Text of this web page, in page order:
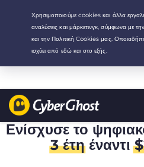
Your choice:The Best Dealfor
/month
Ενίσχυσε το
3 έτηέναντι$